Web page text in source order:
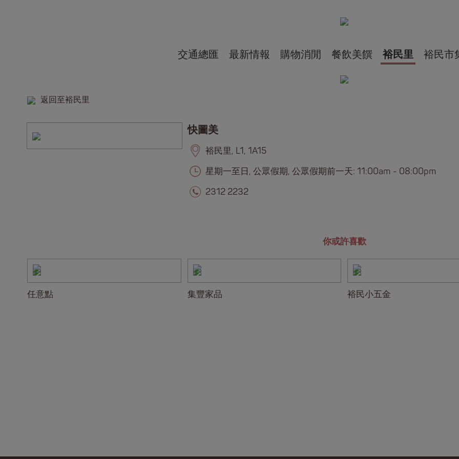
交通總匯 最新情報 購物消閒 餐飲美饌 裕民里 裕民市
返回至裕民里
快圖美
裕民里, L1, 1A15
星期一至日, 公眾假期, 公眾假期前一天: 11:00am - 08:00pm
2312 2232
你或許喜歡
任意點 集豐家品 裕民小五金